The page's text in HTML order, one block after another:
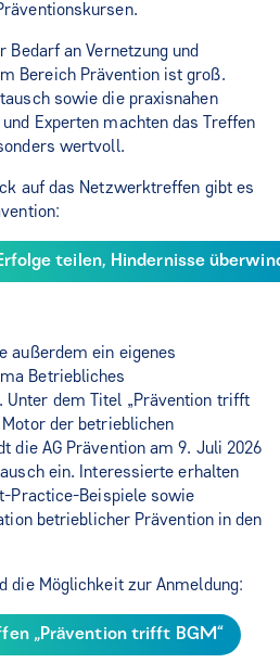
Bedarf an Vernetzung und
Bereich Prävention ist groß.
sowie die praxisnahen
Experten machten das Treffen
wertvoll.
auf das Netzwerktreffen gibt es
teilen, Hindernisse
außerdem ein eigenes
Betriebliches
Unter dem Titel „Prävention trifft
der betrieblichen
die AG Prävention am 9. Juli 2026
ein. Interessierte erhalten
Practice-Beispiele sowie
betrieblicher Prävention in den
die Möglichkeit zur Anmeldung:
„Prävention trifft BGM“